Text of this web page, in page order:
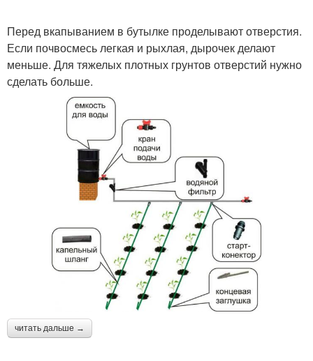
Перед вкапыванием в бутылке проделывают отверстия.
Если почвосмесь легкая и рыхлая, дырочек делают
меньше. Для тяжелых плотных грунтов отверстий нужно
сделать больше.
читать дальше →